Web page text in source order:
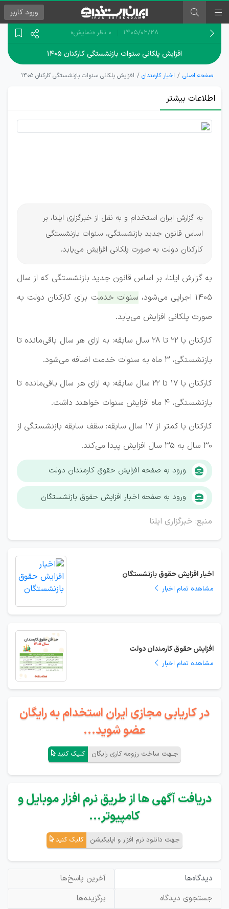
ورود کاربر
۱۴۰۵/۰۲/۲۸ 0 نظر «نمایش»
افزایش پلکانی سنوات بازنشستگی کارکنان ۱۴۰۵
صفحه اصلی اخبار کارمندان افزایش پلکانی سنوات بازنشستگی کارکنان ۱۴۰۵
اطلاعات بیشتر
سنوات
به گزارش ایران استخدام و به نقل از خبرگزاری ایلنا، بر
اساس قانون جدید بازنشستگی، سنوات بازنشستگی
کارکنان دولت به صورت پلکانی افزایش می‌یابد.
به گزارش ایلنا، بر اساس قانون جدید بازنشستگی که از سال
۱۴۰۵ اجرایی می‌شود،
سنوات خدمت برای کارکنان دولت به
صورت پلکانی افزایش می‌یابد.
کارکنان با ۲۲ تا ۲۸ سال سابقه: به ازای هر سال باقی‌مانده تا
بازنشستگی، ۳ ماه به سنوات خدمت اضافه می‌شود.
کارکنان با ۱۷ تا ۲۲ سال سابقه: به ازای هر سال باقی‌مانده تا
بازنشستگی، ۴ ماه افزایش سنوات خواهند داشت.
کارکنان با کمتر از ۱۷ سال سابقه: سقف سابقه بازنشستگی از
۳۰ سال به ۳۵ سال افزایش پیدا می‌کند.
ورود به صفحه افزایش حقوق کارمندان دولت
ورود به صفحه اخبار افزایش حقوق بازنشستگان
منبع: خبرگزاری ایلنا
اخبار افزایش حقوق بازنشستگان
مشاهده تمام اخبار
افزایش حقوق کارمندان دولت
مشاهده تمام اخبار
در کاریابی مجازی ایران استخدام به رایگان
عضو شوید...
جـهت ساخت رزومه کاری رایگان کلیک کنید
دریافت آگهی ها از طریق نرم افزار موبایل و
کامپیوتر...
جهت دانلود نرم افزار و اپلیکیشن کلیک کنید
دیدگاه‌ها
آخرین پاسخ‌ها
جستجوی دیدگاه
برگزیده‌ها